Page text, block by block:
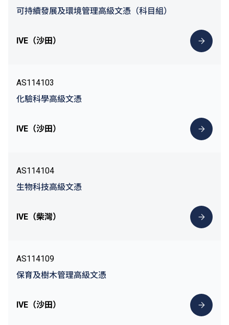
可持續發展及環境管理高級文憑（科目組）
IVE（沙田）
AS114103
化驗科學高級文憑
IVE（沙田）
AS114104
生物科技高級文憑
IVE（柴灣）
AS114109
保育及樹木管理高級文憑
IVE（沙田）